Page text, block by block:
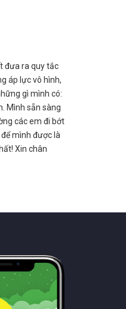
đưa ra quy tắc
áp lực vô hình,
gì mình có:
Mình sẵn sàng
các em đi bớt
mình được là
Xin chân